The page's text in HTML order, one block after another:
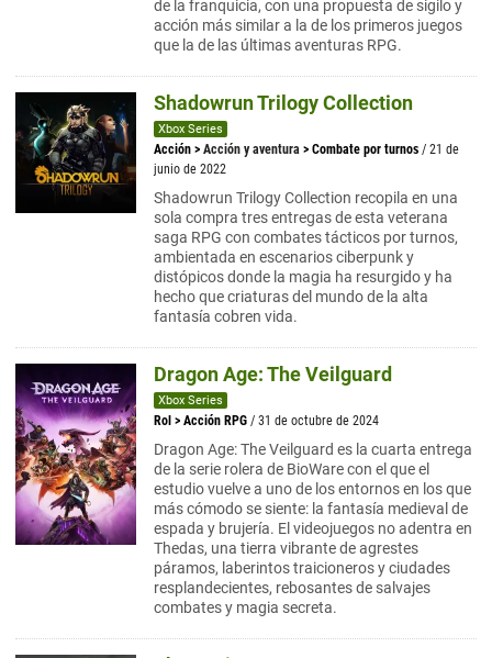
de la franquicia, con una propuesta de sigilo y
acción más similar a la de los primeros juegos
que la de las últimas aventuras RPG.
Shadowrun Trilogy Collection
Xbox Series
Acción > Acción y aventura > Combate por turnos / 21 de
junio de 2022
Shadowrun Trilogy Collection recopila en una
sola compra tres entregas de esta veterana
saga RPG con combates tácticos por turnos,
ambientada en escenarios ciberpunk y
distópicos donde la magia ha resurgido y ha
hecho que criaturas del mundo de la alta
fantasía cobren vida.
Dragon Age: The Veilguard
Xbox Series
Rol > Acción RPG / 31 de octubre de 2024
Dragon Age: The Veilguard es la cuarta entrega
de la serie rolera de BioWare con el que el
estudio vuelve a uno de los entornos en los que
más cómodo se siente: la fantasía medieval de
espada y brujería. El videojuegos no adentra en
Thedas, una tierra vibrante de agrestes
páramos, laberintos traicioneros y ciudades
resplandecientes, rebosantes de salvajes
combates y magia secreta.